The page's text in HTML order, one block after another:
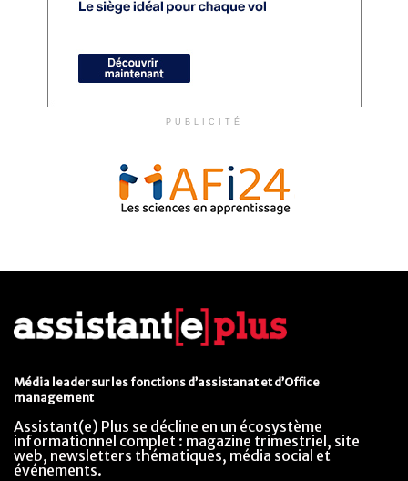
PUBLICITÉ
Média leader sur les fonctions d’assistanat et d’Office
management
Assistant(e) Plus se décline en un écosystème
informationnel complet : magazine trimestriel, site
web, newsletters thématiques, média social et
événements.